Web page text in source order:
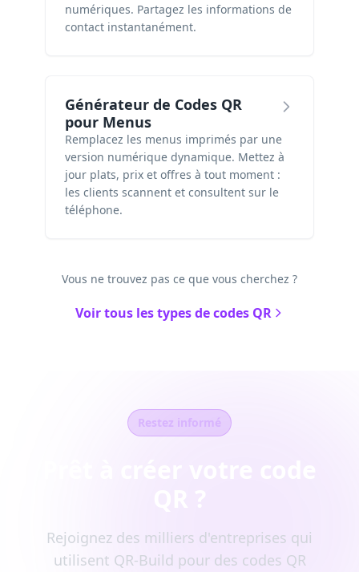
numériques. Partagez les informations de
contact instantanément.
Générateur de Codes QR
pour Menus
Remplacez les menus imprimés par une
version numérique dynamique. Mettez à
jour plats, prix et offres à tout moment :
les clients scannent et consultent sur le
téléphone.
Vous ne trouvez pas ce que vous cherchez ?
Voir tous les types de codes QR
Restez informé
Rejoignez des milliers d'entreprises qui
utilisent QR-Build pour des codes QR